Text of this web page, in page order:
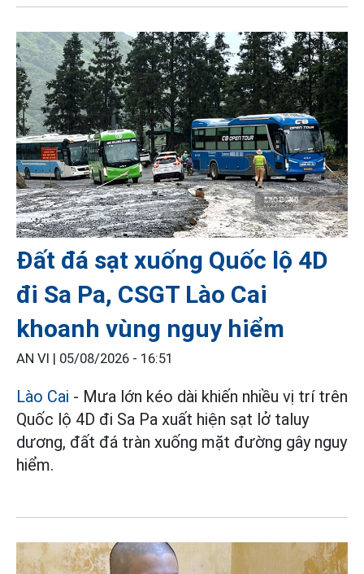
Đất đá sạt xuống Quốc lộ 4D
đi Sa Pa, CSGT Lào Cai
khoanh vùng nguy hiểm
AN VI | 05/08/2026 - 16:51
Lào Cai - Mưa lớn kéo dài khiến nhiều vị trí trên
Quốc lộ 4D đi Sa Pa xuất hiện sạt lở taluy
dương, đất đá tràn xuống mặt đường gây nguy
hiểm.